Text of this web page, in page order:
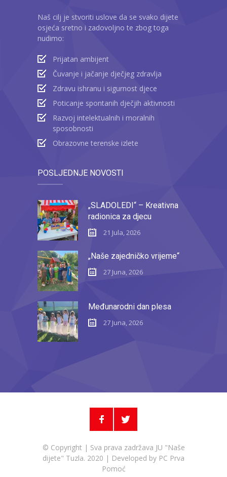
Naš cilj je stvoriti uslove da se svako dijete
osjeća sretno i zadovoljno te zbog toga
nudimo:
Prijatan ambijent
Čuvanje i jačanje dječjeg zdravlja
Zdravu ishranu i sigurnost djece
Poticanje spontanih dječjih aktivnosti
Razvoj intelektualnih i moralnih
sposobnosti
Obrazovne terenske izlete
POSLJEDNJE NOVOSTI
„SLADOLEDI“ – Kreativna
radionica za djecu
21 Jula, 2026
„Naše zajedničko vrijeme“
27 Juna, 2026
Međunarodni dan plesa
27 Juna, 2026
© Copyright | Sva prava zadržava JU "Naše
dijete" Tuzla. 2020 | Developed by PC Prva
Pomoć